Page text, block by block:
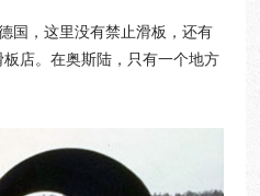
国，这里没有禁止滑板，还有
店。在奥斯陆，只有一个地方